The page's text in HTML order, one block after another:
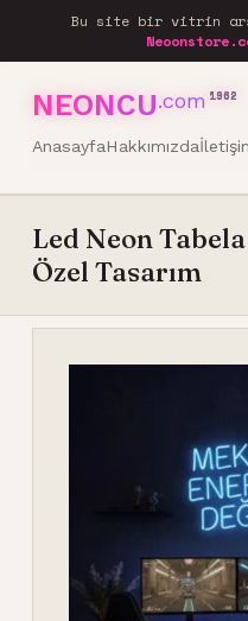
Bu site bir vitrin
NEONCU.com 1962
AnasayfaHakkımızda
Led Neon
Özel Tasarım